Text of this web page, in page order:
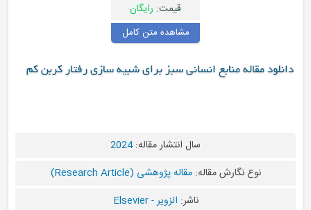
رایگان
مشاهده متن کامل
مقاله منابع انسانی سبز برای شبیه سازی رفتار کربن کم
سال انتشار مقاله:2024
نوع نگارش مقاله:مقاله پژوهشی (Research Article)
الزویر - Elsevier